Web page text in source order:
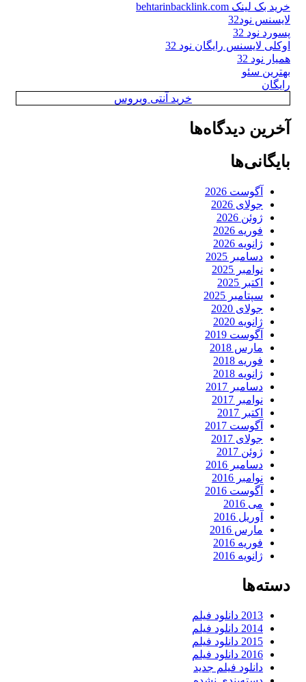
خرید بک لینک behtarinbacklink.com
لایسنس نود32
پسورد نود 32
اوکلی لایسنس رایگان نود 32
همیار نود 32
بهترین سئو
رایگان
خرید آنتی ویروس
آخرین دیدگاه‌ها
بایگانی‌ها
آگوست 2026
جولای 2026
ژوئن 2026
فوریه 2026
ژانویه 2026
دسامبر 2025
نوامبر 2025
اکتبر 2025
سپتامبر 2025
جولای 2020
ژانویه 2020
آگوست 2019
مارس 2018
فوریه 2018
ژانویه 2018
دسامبر 2017
نوامبر 2017
اکتبر 2017
آگوست 2017
جولای 2017
ژوئن 2017
دسامبر 2016
نوامبر 2016
آگوست 2016
می 2016
آوریل 2016
مارس 2016
فوریه 2016
ژانویه 2016
دسته‌ها
2013 دانلود فیلم
2014 دانلود فیلم
2015 دانلود فیلم
2016 دانلود فیلم
دانلود فیلم جدید